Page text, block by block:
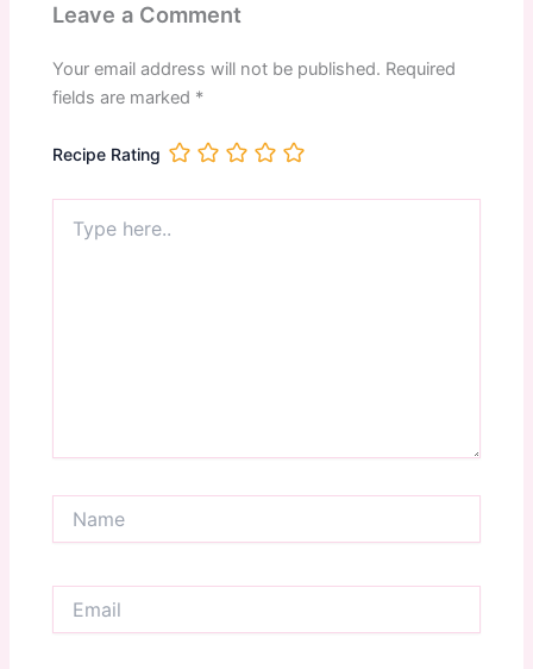
Leave a Comment
Your email address will not be published. Required
fields are marked *
Recipe Rating
here..